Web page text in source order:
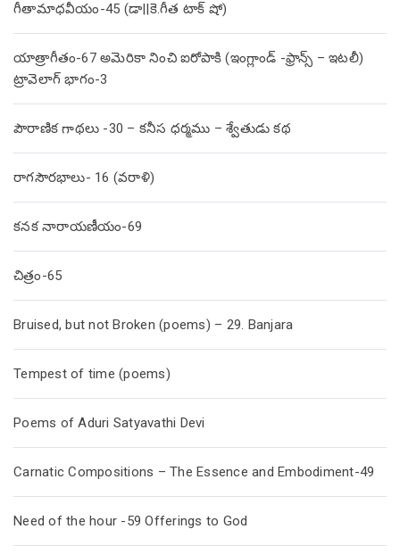
గీతామాధవీయం-45 (డా||కె.గీత టాక్ షో)
యాత్రాగీతం-67 అమెరికా నించి ఐరోపాకి (ఇంగ్లాండ్ -ఫ్రాన్స్ – ఇటలీ)
ట్రావెలాగ్ భాగం-3
పౌరాణిక గాథలు -30 – కనీస ధర్మము – శ్వేతుడు కథ
రాగసౌరభాలు- 16 (వరాళి)
కనక నారాయణీయం-69
చిత్రం-65
Bruised, but not Broken (poems) – 29. Banjara
Tempest of time (poems)
Poems of Aduri Satyavathi Devi
Carnatic Compositions – The Essence and Embodiment-49
Need of the hour -59 Offerings to God